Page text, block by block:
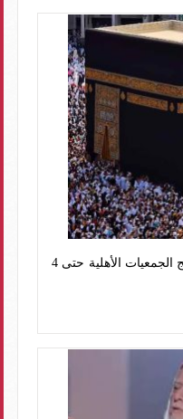
التضامن: مد فترة سداد رسوم حج الجمعيات الأهلية حتى 4